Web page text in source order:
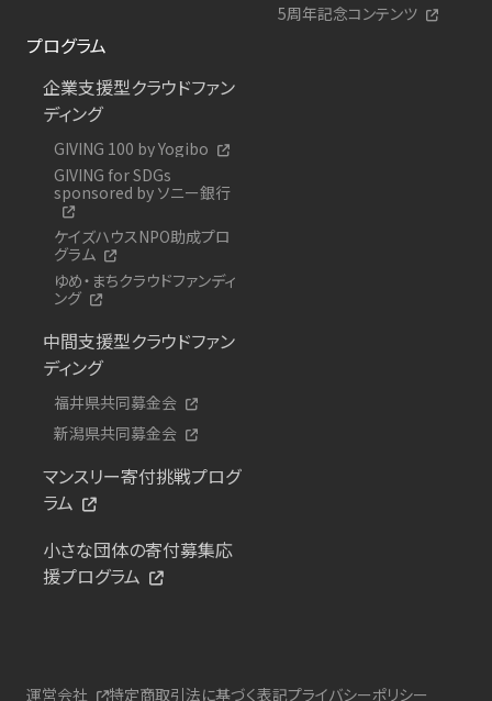
5周年記念コンテンツ
プログラム
企業支援型クラウドファン
ディング
GIVING 100 by Yogibo
GIVING for SDGs
sponsored by ソニー銀行
ケイズハウスNPO助成プロ
グラム
ゆめ・まちクラウドファンディ
ング
中間支援型クラウドファン
ディング
福井県共同募金会
新潟県共同募金会
マンスリー寄付挑戦プログ
ラム
小さな団体の寄付募集応
援プログラム
運営会社 特定商取引法に基づく表記プライバシーポリシー